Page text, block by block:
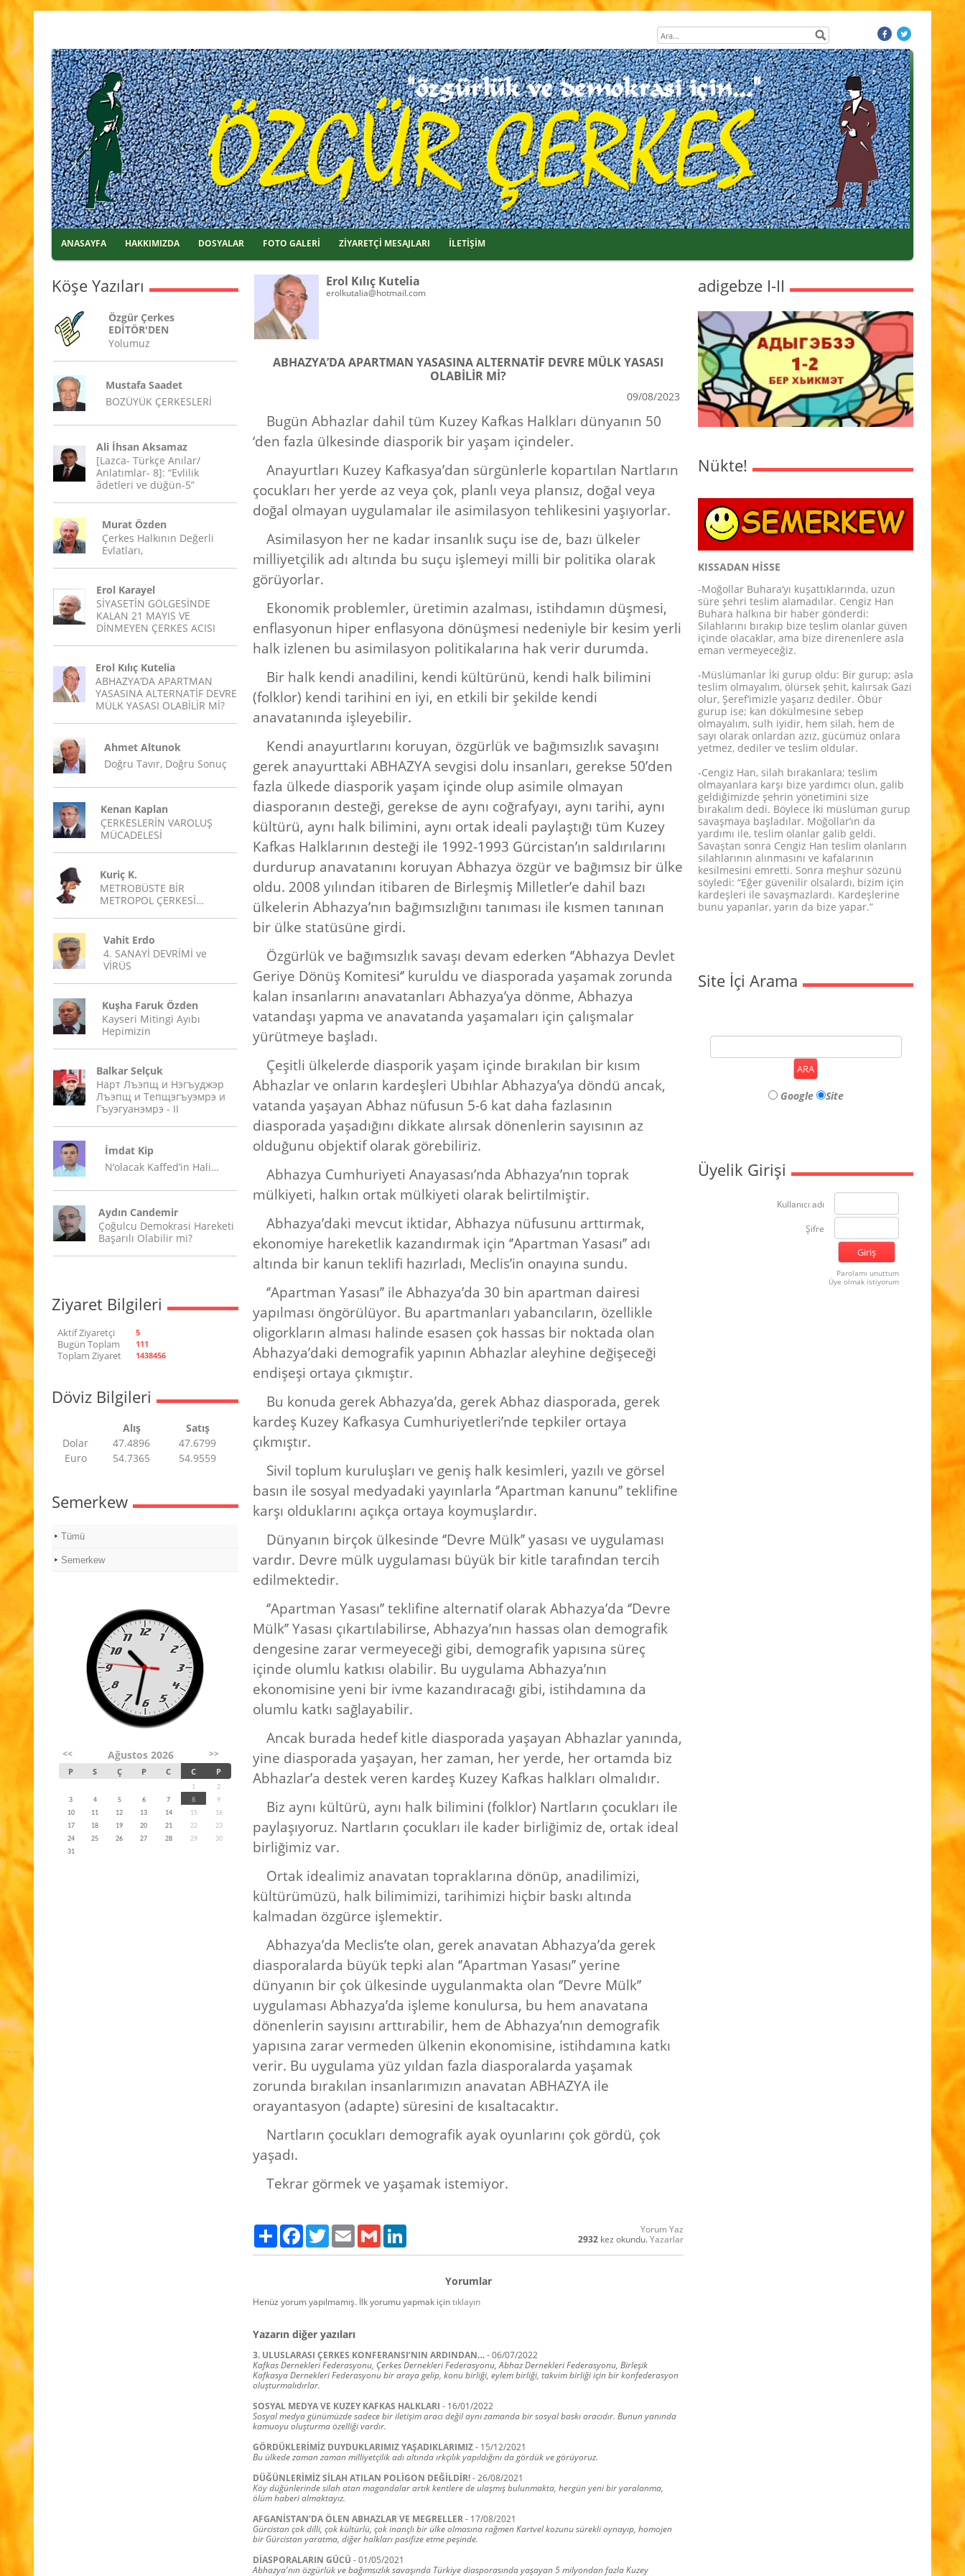
ANASAYFA HAKKIMIZDA DOSYALAR FOTO GALERİ ZİYARETÇİ MESAJLARI İLETİŞİM
Köşe Yazıları
Özgür Çerkes
EDİTÖR'DEN
Yolumuz
Mustafa Saadet
BOZÜYÜK ÇERKESLERİ
Ali İhsan Aksamaz
[Lazca- Türkçe Anılar/
Anlatımlar- 8]: “Evlilik
âdetleri ve düğün-5”
Murat Özden
Çerkes Halkının Değerli
Evlatları,
Erol Karayel
SİYASETİN GÖLGESİNDE
KALAN 21 MAYIS VE
DİNMEYEN ÇERKES ACISI
Erol Kılıç Kutelia
ABHAZYA’DA APARTMAN
YASASINA ALTERNATİF DEVRE
MÜLK YASASI OLABİLİR Mİ?
Ahmet Altunok
Doğru Tavır, Doğru Sonuç
Kenan Kaplan
ÇERKESLERİN VAROLUŞ
MÜCADELESİ
Kuriç K.
METROBÜSTE BİR
METROPOL ÇERKESİ…
Vahit Erdo
4. SANAYİ DEVRİMİ ve
VİRÜS
Kuşha Faruk Özden
Kayseri Mitingi Ayıbı
Hepimizin
Balkar Selçuk
Нарт Лъэпщ и Нэгъуджэр
Лъэпщ и Тепщэгъуэмрэ и
Гъуэгуанэмрэ - II
İmdat Kip
N’olacak Kaffed’in Hali…
Aydın Candemir
Çoğulcu Demokrasi Hareketi
Başarılı Olabilir mi?
Ziyaret Bilgileri
Aktif Ziyaretçi 5
Bugün Toplam 111
Toplam Ziyaret 1438456
Döviz Bilgileri
Alış
Satış
Dolar
47.4896
47.6799
Euro
54.7365 54.9559
Semerkew
Tümü
Semerkew
<< Ağustos 2026 >>
P S Ç P C C P
1
2
3
4 5 6 7 8
9
10
11 12 13 14 15
16
17
18 19 20 21 22
23
24
25 26 27 28 29
30
31
Erol Kılıç Kutelia
erolkutalia@hotmail.com
ABHAZYA’DA APARTMAN YASASINA ALTERNATİF DEVRE MÜLK YASASI
OLABİLİR Mİ?
09/08/2023
Bugün Abhazlar dahil tüm Kuzey Kafkas Halkları dünyanın 50
‘den fazla ülkesinde diasporik bir yaşam içindeler.
Anayurtları Kuzey Kafkasya’dan sürgünlerle kopartılan Nartların
çocukları her yerde az veya çok, planlı veya plansız, doğal veya
doğal olmayan uygulamalar ile asimilasyon tehlikesini yaşıyorlar.
Asimilasyon her ne kadar insanlık suçu ise de, bazı ülkeler
milliyetçilik adı altında bu suçu işlemeyi milli bir politika olarak
görüyorlar.
Ekonomik problemler, üretimin azalması, istihdamın düşmesi,
enflasyonun hiper enflasyona dönüşmesi nedeniyle bir kesim yerli
halk izlenen bu asimilasyon politikalarına hak verir durumda.
Bir halk kendi anadilini, kendi kültürünü, kendi halk bilimini
(folklor) kendi tarihini en iyi, en etkili bir şekilde kendi
anavatanında işleyebilir.
Kendi anayurtlarını koruyan, özgürlük ve bağımsızlık savaşını
gerek anayurttaki ABHAZYA sevgisi dolu insanları, gerekse 50’den
fazla ülkede diasporik yaşam içinde olup asimile olmayan
diasporanın desteği, gerekse de aynı coğrafyayı, aynı tarihi, aynı
kültürü, aynı halk bilimini, aynı ortak ideali paylaştığı tüm Kuzey
Kafkas Halklarının desteği ile 1992-1993 Gürcistan’ın saldırılarını
durdurup anavatanını koruyan Abhazya özgür ve bağımsız bir ülke
oldu. 2008 yılından itibaren de Birleşmiş Milletler’e dahil bazı
ülkelerin Abhazya’nın bağımsızlığını tanıması ile kısmen tanınan
bir ülke statüsüne girdi.
Özgürlük ve bağımsızlık savaşı devam ederken ‘’Abhazya Devlet
Geriye Dönüş Komitesi‘’ kuruldu ve diasporada yaşamak zorunda
kalan insanlarını anavatanları Abhazya’ya dönme, Abhazya
vatandaşı yapma ve anavatanda yaşamaları için çalışmalar
yürütmeye başladı.
Çeşitli ülkelerde diasporik yaşam içinde bırakılan bir kısım
Abhazlar ve onların kardeşleri Ubıhlar Abhazya’ya döndü ancak,
vatanda yaşayan Abhaz nüfusun 5-6 kat daha fazlasının
diasporada yaşadığını dikkate alırsak dönenlerin sayısının az
olduğunu objektif olarak görebiliriz.
Abhazya Cumhuriyeti Anayasası’nda Abhazya’nın toprak
mülkiyeti, halkın ortak mülkiyeti olarak belirtilmiştir.
Abhazya’daki mevcut iktidar, Abhazya nüfusunu arttırmak,
ekonomiye hareketlik kazandırmak için ‘’Apartman Yasası’’ adı
altında bir kanun teklifi hazırladı, Meclis’in onayına sundu.
‘’Apartman Yasası’’ ile Abhazya’da 30 bin apartman dairesi
yapılması öngörülüyor. Bu apartmanları yabancıların, özellikle
oligorkların alması halinde esasen çok hassas bir noktada olan
Abhazya’daki demografik yapının Abhazlar aleyhine değişeceği
endişeşi ortaya çıkmıştır.
Bu konuda gerek Abhazya’da, gerek Abhaz diasporada, gerek
kardeş Kuzey Kafkasya Cumhuriyetleri’nde tepkiler ortaya
çıkmıştır.
Sivil toplum kuruluşları ve geniş halk kesimleri, yazılı ve görsel
basın ile sosyal medyadaki yayınlarla ‘’Apartman kanunu’’ teklifine
karşı olduklarını açıkça ortaya koymuşlardır.
Dünyanın birçok ülkesinde ‘’Devre Mülk’’ yasası ve uygulaması
vardır. Devre mülk uygulaması büyük bir kitle tarafından tercih
edilmektedir.
‘’Apartman Yasası’’ teklifine alternatif olarak Abhazya’da ‘’Devre
Mülk’’ Yasası çıkartılabilirse, Abhazya’nın hassas olan demografik
dengesine zarar vermeyeceği gibi, demografik yapısına süreç
içinde olumlu katkısı olabilir. Bu uygulama Abhazya’nın
ekonomisine yeni bir ivme kazandıracağı gibi, istihdamına da
olumlu katkı sağlayabilir.
Ancak burada hedef kitle diasporada yaşayan Abhazlar yanında,
yine diasporada yaşayan, her zaman, her yerde, her ortamda biz
Abhazlar’a destek veren kardeş Kuzey Kafkas halkları olmalıdır.
Biz aynı kültürü, aynı halk bilimini (folklor) Nartların çocukları ile
paylaşıyoruz. Nartların çocukları ile kader birliğimiz de, ortak ideal
birliğimiz var.
Ortak idealimiz anavatan topraklarına dönüp, anadilimizi,
kültürümüzü, halk bilimimizi, tarihimizi hiçbir baskı altında
kalmadan özgürce işlemektir.
Abhazya’da Meclis’te olan, gerek anavatan Abhazya’da gerek
diasporalarda büyük tepki alan ‘’Apartman Yasası’’ yerine
dünyanın bir çok ülkesinde uygulanmakta olan ‘’Devre Mülk’’
uygulaması Abhazya’da işleme konulursa, bu hem anavatana
dönenlerin sayısını arttırabilir, hem de Abhazya’nın demografik
yapısına zarar vermeden ülkenin ekonomisine, istihdamına katkı
verir. Bu uygulama yüz yıldan fazla diasporalarda yaşamak
zorunda bırakılan insanlarımızın anavatan ABHAZYA ile
orayantasyon (adapte) süresini de kısaltacaktır.
Nartların çocukları demografik ayak oyunlarını çok gördü, çok
yaşadı.
Tekrar görmek ve yaşamak istemiyor.
Paylaş FacebookTwitter Email Gmail
Yorum Yaz
2932 kez okundu.Yazarlar
Yorumlar
Henüz yorum yapılmamış. İlk yorumu yapmak içintıklayın
Yazarın diğer yazıları
3. ULUSLARASI ÇERKES KONFERANSI’NIN ARDINDAN…-06/07/2022
Kafkas Dernekleri Federasyonu, Çerkes Dernekleri Federasyonu, Abhaz Dernekleri Federasyonu, Birleşik
Kafkasya Dernekleri Federasyonu bir araya gelip, konu birliği, eylem birliği, takvim birliği için bir konfederasyon
oluşturmalıdırlar.
SOSYAL MEDYA VE KUZEY KAFKAS HALKLARI - 16/01/2022
Sosyal medya günümüzde sadece bir iletişim aracı değil aynı zamanda bir sosyal baskı aracıdır. Bunun yanında
kamuoyu oluşturma özelliği vardır.
GÖRDÜKLERİMİZ DUYDUKLARIMIZ YAŞADIKLARIMIZ- 15/12/2021
Bu ülkede zaman zaman milliyetçilik adı altında ırkçılık yapıldığını da gördük ve görüyoruz.
DÜĞÜNLERİMİZ SİLAH ATILAN POLİGON DEĞİLDİR!-26/08/2021
Köy düğünlerinde silah atan magandalar artık kentlere de ulaşmış bulunmakta, hergün yeni bir yaralanma,
ölüm haberi almaktayız.
AFGANİSTAN’DA ÖLEN ABHAZLAR VE MEGRELLER- 17/08/2021
Gürcistan çok dilli, çok kültürlü, çok inançlı bir ülke olmasına rağmen Kartvel kozunu sürekli oynayıp, homojen
bir Gürcistan yaratma, diğer halkları pasifize etme peşinde.
DİASPORALARIN GÜCÜ -01/05/2021
Abhazya'nın özgürlük ve bağımsızlık savaşında Türkiye diasporasında yaşayan 5 milyondan fazla Kuzey
adigebze I-II
Nükte!
KISSADAN HİSSE
-Moğollar Buhara’yı kuşattıklarında, uzun
süre şehri teslim alamadılar. Cengiz Han
Buhara halkına bir haber gönderdi:
Silahlarını bırakıp bize teslim olanlar güven
içinde olacaklar, ama bize direnenlere asla
eman vermeyeceğiz.
-Müslümanlar İki gurup oldu: Bir gurup; asla
teslim olmayalım, ölürsek şehit, kalırsak Gazi
olur, Şeref’imizle yaşarız dediler. Öbür
gurup ise; kan dökülmesine sebep
olmayalım, sulh iyidir, hem silah, hem de
sayı olarak onlardan azız, gücümüz onlara
yetmez, dediler ve teslim oldular.
-Cengiz Han, silah bırakanlara; teslim
olmayanlara karşı bize yardımcı olun, galib
geldiğimizde şehrin yönetimini size
bırakalım dedi. Böylece İki müslüman gurup
savaşmaya başladılar. Moğollar’ın da
yardımı ile, teslim olanlar galib geldi.
Savaştan sonra Cengiz Han teslim olanların
silahlarının alınmasını ve kafalarının
kesilmesini emretti. Sonra meşhur sözünü
söyledi: “Eğer güvenilir olsalardı, bizim için
kardeşleri ile savaşmazlardı. Kardeşlerine
bunu yapanlar, yarın da bize yapar.”
Site İçi Arama
Google Site
Üyelik Girişi
Kullanıcı adı
Şifre
Parolamı unuttum
Üye olmak istiyorum